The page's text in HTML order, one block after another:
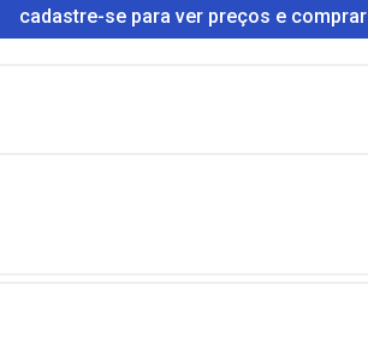
cadastre-se para ver preços e comprar